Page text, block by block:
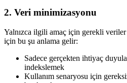
2. Veri minimizasyonu
Yalnızca ilgili amaç için gerekli
için bu şu anlama gelir:
Sadece gerçekten ihtiyaç
indekslemek
Kullanım senaryosu için